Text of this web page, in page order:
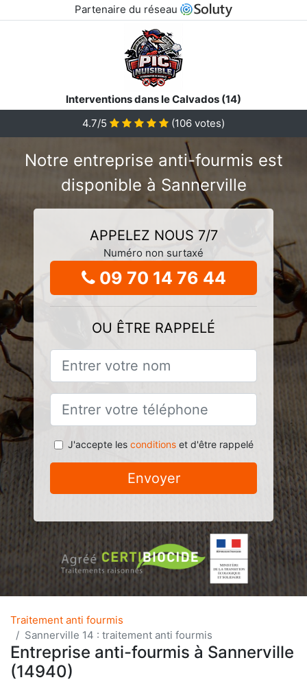
Partenaire du réseau
Interventions dans le Calvados (14)
4.7/5
(106 votes)
Notre entreprise anti-fourmis est
disponible à Sannerville
APPELEZ NOUS 7/7
Numéro non surtaxé
09 70 14 76 44
OU ÊTRE RAPPELÉ
J'accepte les conditionset d'être rappelé
Envoyer
Traitement anti fourmis
Sannerville 14 : traitement anti fourmis
Entreprise anti-fourmis à Sannerville
(14940)